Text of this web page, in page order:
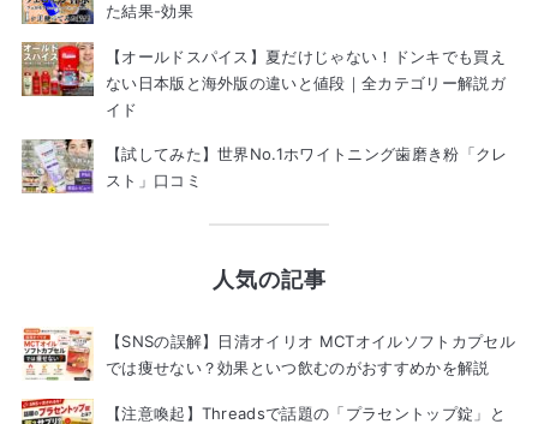
た結果-効果
【オールドスパイス】夏だけじゃない！ドンキでも買え
ない日本版と海外版の違いと値段｜全カテゴリー解説ガ
イド
【試してみた】世界No.1ホワイトニング歯磨き粉「クレ
スト」口コミ
人気の記事
【SNSの誤解】日清オイリオ MCTオイルソフトカプセル
では痩せない？効果といつ飲むのがおすすめかを解説
【注意喚起】Threadsで話題の「プラセントップ錠」と